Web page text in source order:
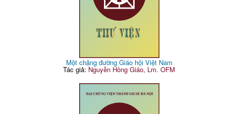
Một chặng đường Giáo hội Việt Nam
Tác giả:Nguyễn Hồng Giáo, Lm. OFM